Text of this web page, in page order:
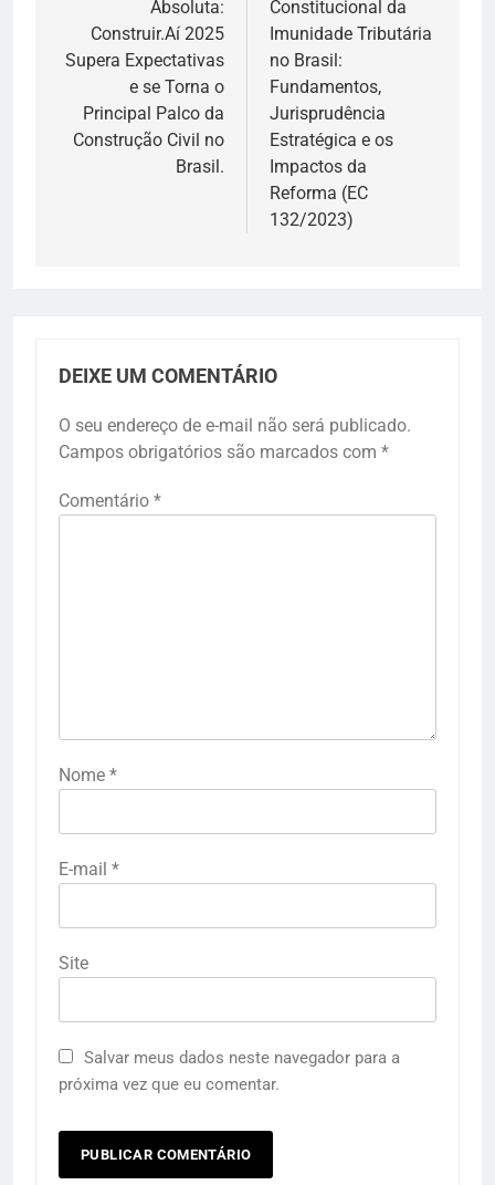
Post
Absoluta:
Construir.Aí 2025
Supera Expectativas
e se Torna o
Principal Palco da
Construção Civil no
Brasil.
Constitucional da
Imunidade Tributária
no Brasil:
Fundamentos,
Jurisprudência
Estratégica e os
Impactos da
Reforma (EC
132/2023)
DEIXE UM COMENTÁRIO
O seu endereço de e-mail não será publicado.
Campos obrigatórios são marcados com *
Comentário *
Nome *
E-mail *
Site
Salvar meus dados neste navegador para a
próxima vez que eu comentar.